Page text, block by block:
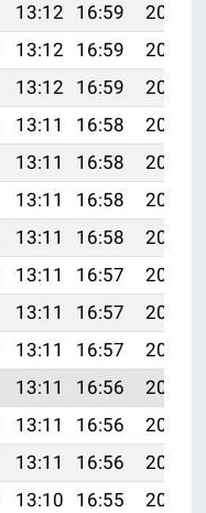
13:12 16:59
20:16
13:12 16:59
20:15
13:12 16:59
20:14
13:11 16:58
20:13
13:11 16:58
20:12
13:11 16:58
20:11
13:11 16:58
20:10
13:11 16:57
20:09
13:11 16:57
20:08
13:11 16:57
20:07
13:11 16:56
20:06
13:11 16:56
20:05
13:11 16:56
20:04
13:10 16:55
20:03